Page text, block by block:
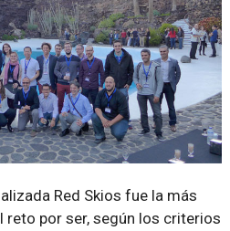
Red Skios fue la más
reto por ser, según los criterios